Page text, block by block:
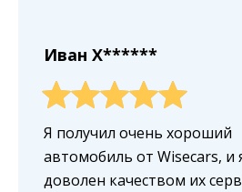
Иван X******
Я получил очень хороший
автомобиль от Wisecars, и
доволен качеством их